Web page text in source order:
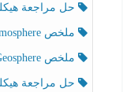
حل مراجعة هيكلة
ملخص Effect of Atmosphere حسب الهيكل الوزاري العلوم المتكاملة الصف الخامس انسبير الفصل الثالث
ملخص Effect of Geosphere حسب الهيكل الوزاري العلوم المتكاملة الصف الخامس انسبير الفصل الثالث
حل مراجعة هيكلة